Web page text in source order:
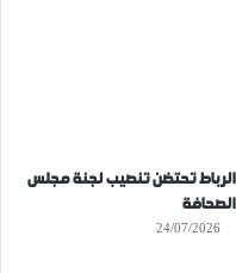
الرباط تحتضن تنصيب لجنة مجلس
الصحافة
24/07/2026